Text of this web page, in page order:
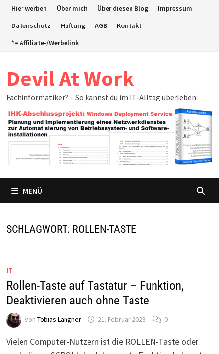
ZumHier werben Über mich Über diesen Blog
Impressum
Datenschutz
Haftung AGB
Kontakt
*= Affiliate-/Werbelink
Devil At Work
Fachinformatiker? – So kannst du im IT-Alltag überleben!
MENÜ
SCHLAGWORT: ROLLEN-TASTE
IT
Rollen-Taste auf Tastatur – Funktion,
Deaktivieren auch ohne Taste
von Tobias Langner 21. Februar 2023 0
Vielen Computer-Nutzern ist die ROLLEN-Taste oder